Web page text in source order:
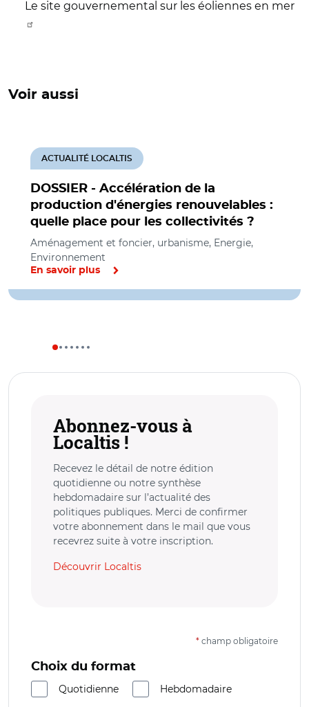
Le site gouvernemental sur les éoliennes en mer
Voir aussi
DOSSIER - Accélération de la
production d'énergies renouvelables :
quelle place pour les collectivités ?
ACTUALITÉ LOCALTIS
Aménagement et foncier, urbanisme, Energie,
Environnement
En savoir plus
Abonnez-vous à
Localtis !
Recevez le détail de notre édition
quotidienne ou notre synthèse
hebdomadaire sur l’actualité des
politiques publiques. Merci de confirmer
votre abonnement dans le mail que vous
recevrez suite à votre inscription.
Découvrir Localtis
* champ obligatoire
Choix du format
Quotidienne
Hebdomadaire